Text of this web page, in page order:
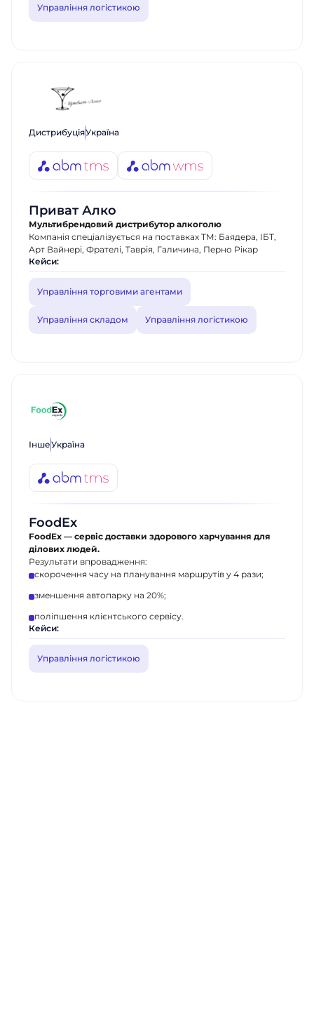
Управління логістикою
ДистрибуціяУкраїна
Приват Алко
Мультибрендовий дистрибутор алкоголю
Компанія спеціалізується на поставках ТМ: Баядера, ІБТ,
Арт Вайнері, Фрателі, Таврія, Галичина, Перно Рікар
Кейси:
Управління торговими агентами
Управління складом Управління логістикою
ІншеУкраїна
FoodEx
FoodEx — сервіс доставки здорового харчування для
ділових людей.
Результати впровадження:
скорочення часу на планування маршрутів у 4 рази;
зменшення автопарку на 20%;
поліпшення клієнтського сервісу.
Кейси:
Управління логістикою